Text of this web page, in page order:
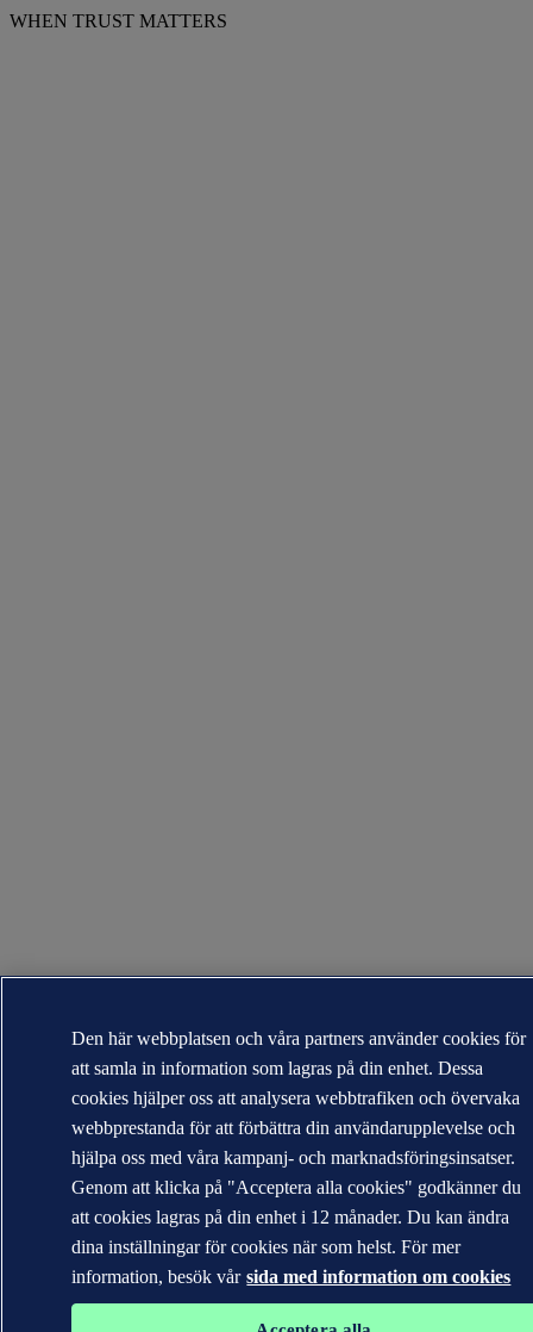
WHEN TRUST MATTERS
Den här webbplatsen och våra partners använder cookies för
att samla in information som lagras på din enhet. Dessa
cookies hjälper oss att analysera webbtrafiken och övervaka
webbprestanda för att förbättra din användarupplevelse och
hjälpa oss med våra kampanj- och marknadsföringsinsatser.
Genom att klicka på "Acceptera alla cookies" godkänner du
att cookies lagras på din enhet i 12 månader. Du kan ändra
dina inställningar för cookies när som helst. För mer
information, besök vår sida med information om cookies